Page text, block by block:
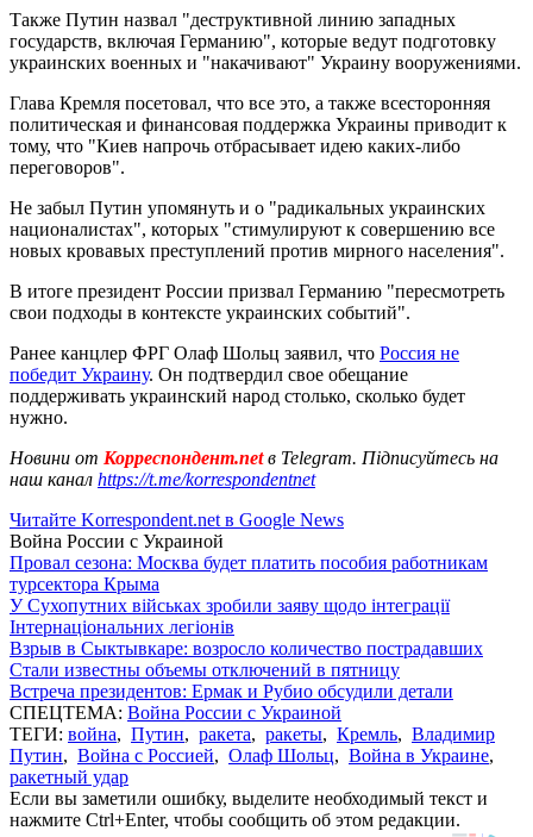
Также Путин назвал "деструктивной линию западных
государств, включая Германию", которые ведут подготовку
украинских военных и "накачивают" Украину вооружениями.
Глава Кремля посетовал, что все это, а также всесторонняя
политическая и финансовая поддержка Украины приводит к
тому, что "Киев напрочь отбрасывает идею каких-либо
переговоров".
Не забыл Путин упомянуть и о "радикальных украинских
националистах", которых "стимулируют к совершению все
новых кровавых преступлений против мирного населения".
В итоге президент России призвал Германию "пересмотреть
свои подходы в контексте украинских событий".
Ранее канцлер ФРГ Олаф Шольц заявил, что Россия не
победит Украину. Он подтвердил свое обещание
поддерживать украинский народ столько, сколько будет
нужно.
Новини от Корреспондент.netв Telegram. Підписуйтесь на
наш канал https://t.me/korrespondentnet
Читайте Korrespondent.net в Google News
Война России с Украиной
Провал сезона: Москва будет платить пособия работникам
турсектора Крыма
У Сухопутних військах зробили заяву щодо інтеграції
Інтернаціональних легіонів
Взрыв в Сыктывкаре: возросло количество пострадавших
Стали известны объемы отключений в пятницу
Встреча президентов: Ермак и Рубио обсудили детали
СПЕЦТЕМА: Война России с Украиной
ТЕГИ: война, Путин, ракета, ракеты, Кремль, Владимир
Путин, Война с Россией, Олаф Шольц, Война в Украине,
ракетный удар
Если вы заметили ошибку, выделите необходимый текст и
нажмите Ctrl+Enter, чтобы сообщить об этом редакции.